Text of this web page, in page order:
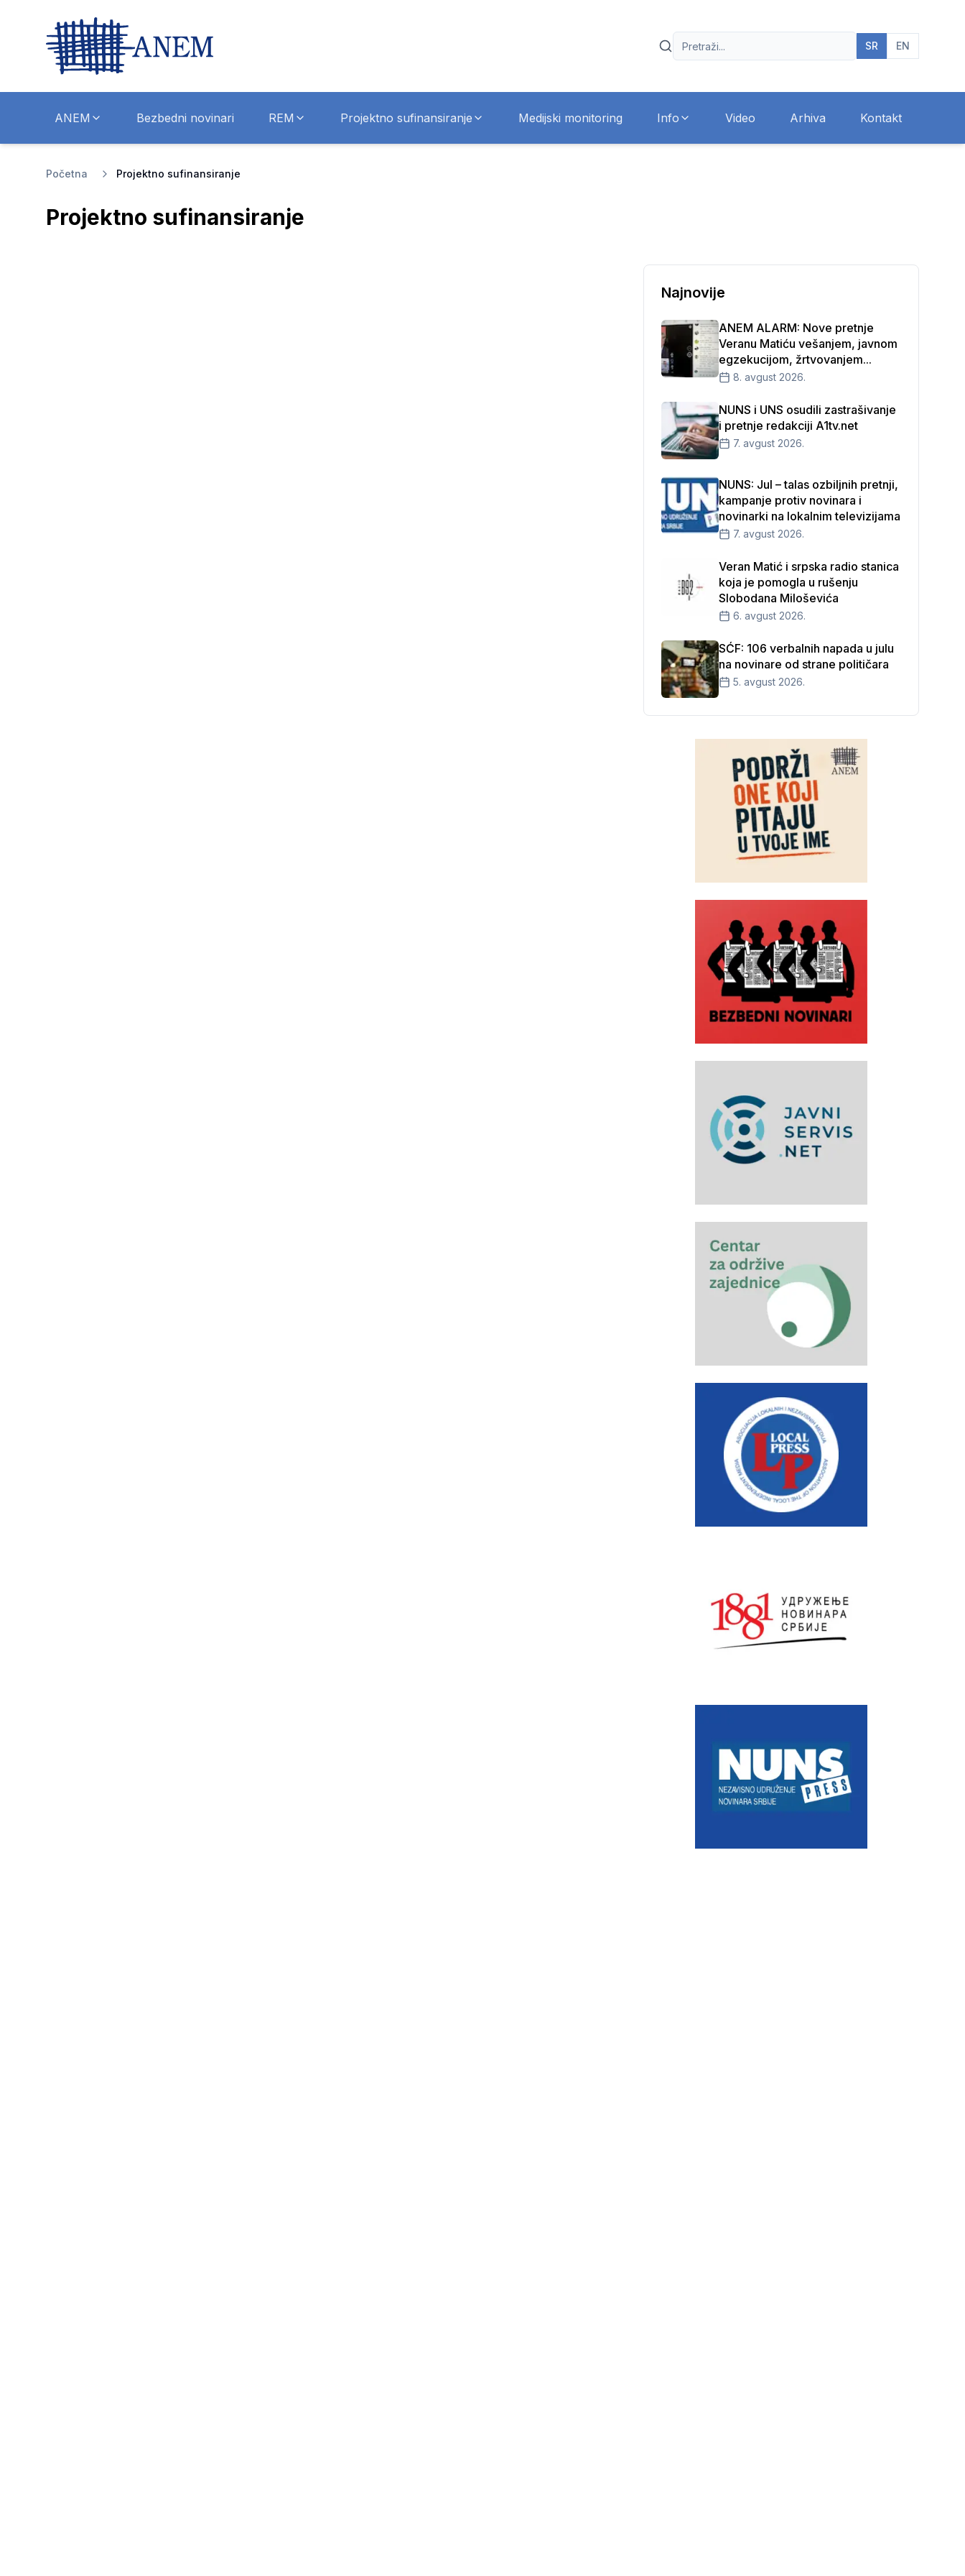
SR EN
ANEM Bezbedni novinari REM Projektno sufinansiranje Medijski monitoring Info Video Arhiva Kontakt
Početna Projektno sufinansiranje
Projektno sufinansiranje
Najnovije
ANEM ALARM: Nove pretnje
Veranu Matiću vešanjem, javnom
egzekucijom, žrtvovanjem...
8. avgust 2026.
NUNS i UNS osudili zastrašivanje
i pretnje redakciji A1tv.net
7. avgust 2026.
NUNS: Jul – talas ozbiljnih pretnji,
kampanje protiv novinara i
novinarki na lokalnim televizijama
7. avgust 2026.
Veran Matić i srpska radio stanica
koja je pomogla u rušenju
Slobodana Miloševića
6. avgust 2026.
SĆF: 106 verbalnih napada u julu
na novinare od strane političara
5. avgust 2026.